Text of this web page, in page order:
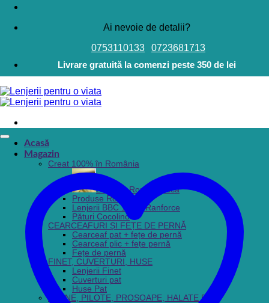
Ai nevoie de detalii?
0753110133
0723681713
Livrare gratuită la comenzi peste 350 de lei
Acasă
Magazin
Creat 100% în România
Lenjerie Românească
Produse Românești
Lenjerii BBC 100% Ranforce
Pături Cocolino
CEARCEAFURI ȘI FEȚE DE PERNĂ
Cearceaf pat + fețe de pernă
Cearceaf plic + fețe pernă
Fețe de pernă
FINET, CUVERTURI, HUSE
Lenjerii Finet
Cuverturi pat
Huse Pat
PERNE, PILOTE, PROSOAPE, HALATE BAIE